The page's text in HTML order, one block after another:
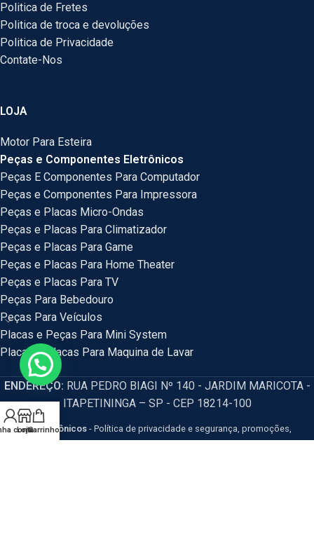
Politica de Fretes
Politica de troca e devoluções
Politica de Privacidade
Contate-Nos
LOJA
Motor Para Esteira
Peças e Componentes Eletrônicos
Peças E Componentes Para Computador
Peças e Componentes Para Impressora
Peças e Placas Micro-Ondas
Peças e Placas Para Climatizador
Peças e Placas Para Game
Peças e Placas Para Home Theater
Peças e Placas Para TV
Peças Para Bebedouro
Peças Para Veículos
Placas e Peças Para Mini System
Placas e Placas Para Maquina de Lavar
ENDEREÇO: RUA PEDRO BIAGI Nº 140 - JARDIM MARICOTA -
ITAPETININGA – SP - CEP 18214-100
HM Eletrônicos - Política de privacidade e segurança, promoções,
conta
LojaCarrinho